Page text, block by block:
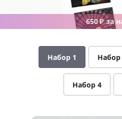
Багетная мастерская
Полиграфия
Услуги и сервис
650₽за
Набор 1 Набор
Набор 4